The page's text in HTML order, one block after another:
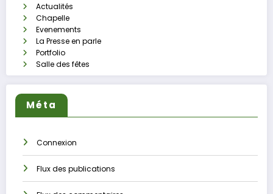
Actualités
Chapelle
Evenements
La Presse en parle
Portfolio
Salle des fêtes
Méta
Connexion
Flux des publications